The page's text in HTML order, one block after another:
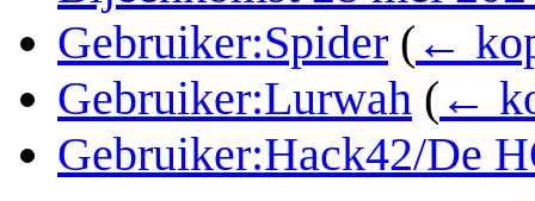
Gebruiker:Spider ( ←
Gebruiker:Lurwah ( ←
Gebruiker:Hack42/De